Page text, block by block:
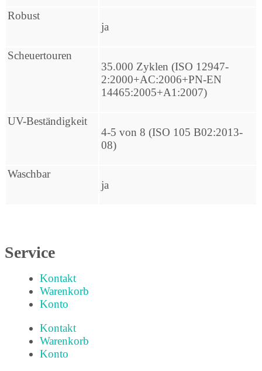
Robust
ja
Scheuertouren
35.000 Zyklen (ISO 12947-
2:2000+AC:2006+PN-EN
14465:2005+A1:2007)
UV-Beständigkeit
4-5 von 8 (ISO 105 B02:2013-
08)
Waschbar
ja
Service
Kontakt
Warenkorb
Konto
Kontakt
Warenkorb
Konto